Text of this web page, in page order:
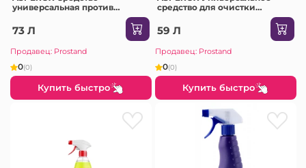
универсальная против
Ultra 1000 мл
73 Л
Продавец: Prostand
0(0)
Купить быстро
средство для очистки
известкового налета и грязи
с ванной комнаты 750мл /
59 Л
Продавец: Prostand
0(0)
Купить быстро